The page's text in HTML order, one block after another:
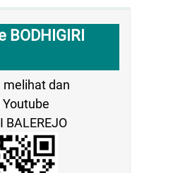
BODHIGIRI
melihat dan
BALEREJO